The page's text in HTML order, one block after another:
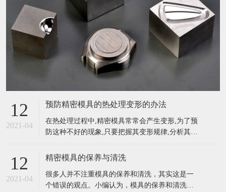
12
2021-04
预防精密模具的热处理变形的办法
在热处理过程中,精密模具常常会产生变形,为了预
防这种不好的现象,只要把握其变形规律,分析其产
能够减少的,也是能够控制的。一般来说,对精密复
道选材。对精密复杂模具应选择材质好的微变形
模具钢(如空淬钢)
12
2021-04
精密模具的保养与清洗
很多人并不注重模具的保养和清洗，其实这是一
个错误的观点。小编认为，模具的保养和清洗工